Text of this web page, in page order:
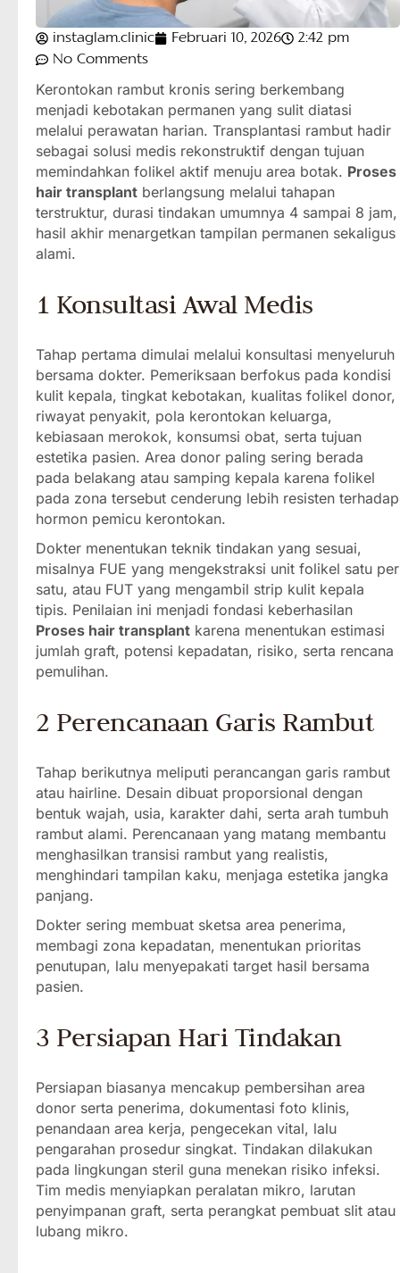
instaglam.clinic Februari 10, 2026
2:42 pm
No Comments
Kerontokan rambut kronis sering berkembang
menjadi kebotakan permanen yang sulit diatasi
melalui perawatan harian. Transplantasi rambut hadir
sebagai solusi medis rekonstruktif dengan tujuan
memindahkan folikel aktif menuju area botak. Proses
hair transplant berlangsung melalui tahapan
terstruktur, durasi tindakan umumnya 4 sampai 8 jam,
hasil akhir menargetkan tampilan permanen sekaligus
alami.
1 Konsultasi Awal Medis
Tahap pertama dimulai melalui konsultasi menyeluruh
bersama dokter. Pemeriksaan berfokus pada kondisi
kulit kepala, tingkat kebotakan, kualitas folikel donor,
riwayat penyakit, pola kerontokan keluarga,
kebiasaan merokok, konsumsi obat, serta tujuan
estetika pasien. Area donor paling sering berada
pada belakang atau samping kepala karena folikel
pada zona tersebut cenderung lebih resisten terhadap
hormon pemicu kerontokan.
Dokter menentukan teknik tindakan yang sesuai,
misalnya FUE yang mengekstraksi unit folikel satu per
satu, atau FUT yang mengambil strip kulit kepala
tipis. Penilaian ini menjadi fondasi keberhasilan
Proses hair transplant karena menentukan estimasi
jumlah graft, potensi kepadatan, risiko, serta rencana
pemulihan.
2 Perencanaan Garis Rambut
Tahap berikutnya meliputi perancangan garis rambut
atau hairline. Desain dibuat proporsional dengan
bentuk wajah, usia, karakter dahi, serta arah tumbuh
rambut alami. Perencanaan yang matang membantu
menghasilkan transisi rambut yang realistis,
menghindari tampilan kaku, menjaga estetika jangka
panjang.
Dokter sering membuat sketsa area penerima,
membagi zona kepadatan, menentukan prioritas
penutupan, lalu menyepakati target hasil bersama
pasien.
3 Persiapan Hari Tindakan
Persiapan biasanya mencakup pembersihan area
donor serta penerima, dokumentasi foto klinis,
penandaan area kerja, pengecekan vital, lalu
pengarahan prosedur singkat. Tindakan dilakukan
pada lingkungan steril guna menekan risiko infeksi.
Tim medis menyiapkan peralatan mikro, larutan
penyimpanan graft, serta perangkat pembuat slit atau
lubang mikro.